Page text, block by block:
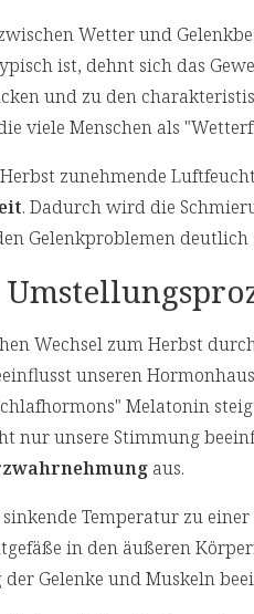
Wetter und
ist, dehnt sich das
und zu den
viele Menschen als
zunehmende
. Dadurch wird die
Gelenkproblemen deutlich
Wechsel zum Herbst
unseren
Melatonin
nur unsere Stimmung
aus.
Temperatur zu einer
in den äußeren
der Gelenke und Muskeln